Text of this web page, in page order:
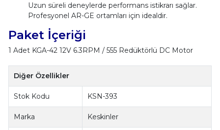
Uzun süreli deneylerde performans istikrarı sağlar.
Profesyonel AR-GE ortamları için idealdir.
Paket İçeriği
1 Adet KGA-42 12V 6.3RPM / 555 Redüktörlü DC Motor
Diğer Özellikler
Stok Kodu KSN-393
Marka Keskinler